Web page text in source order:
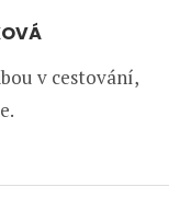
v cestování,